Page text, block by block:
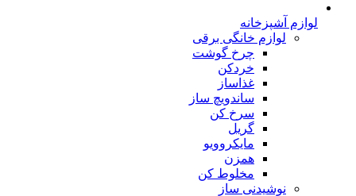
لوازم آشپزخانه
لوازم خانگی برقی
چرخ گوشت
خردکن
غذاساز
ساندویچ ساز
سرخ کن
گریل
مایکروویو
همزن
مخلوط کن
نوشیدنی ساز